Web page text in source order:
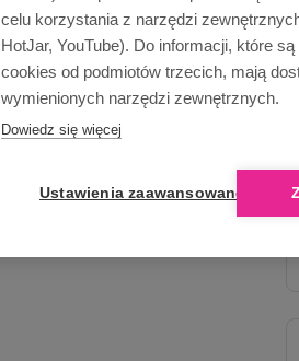
celu korzystania z narzędzi
HotJar, YouTube). Do informacji, które
cookies od podmiotów trzecich, mają
wymienionych narzędzi zewnętrznych.
Dowiedz się więcej
Ustawienia zaawansowane